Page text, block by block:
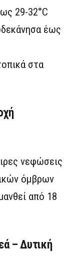
29-32°C
έως
στα
νεφώσεις
όμβρων
από 18
– Δυτική